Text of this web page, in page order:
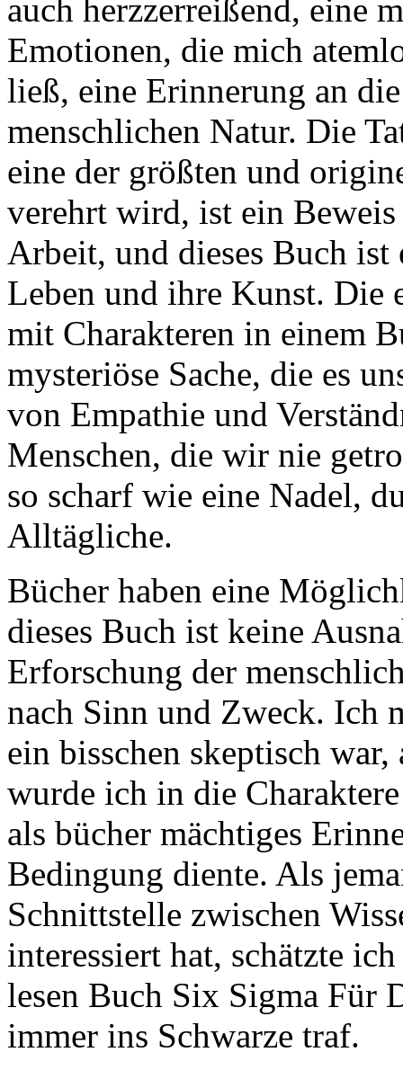
auch herzzerreißend, eine
Emotionen, die mich
ließ, eine Erinnerung an
menschlichen Natur. Die
eine der größten und
verehrt wird, ist ein
Arbeit, und dieses Buch
Leben und ihre Kunst. Die
mit Charakteren in einem
mysteriöse Sache, die es
von Empathie und
Menschen, die wir nie
so scharf wie eine Nadel,
Alltägliche.
Bücher haben eine
dieses Buch ist keine
Erforschung der
nach Sinn und Zweck. Ich
ein bisschen skeptisch
wurde ich in die
als bücher mächtiges
Bedingung diente. Als
Schnittstelle zwischen
interessiert hat, schätzte
lesen Buch Six Sigma Für
immer ins Schwarze traf.